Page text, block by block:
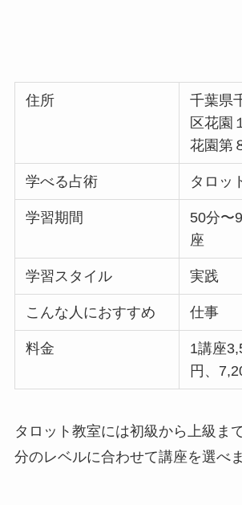
住所
千葉県
区花園
花園第
学べる占術 タロッ
学習期間
50分〜
座
学習スタイル 実践
こんな人におすすめ 仕事
料金
1講座
円、
タロット教室には初級から上級ま
分のレベルに合わせて講座を選べま